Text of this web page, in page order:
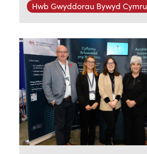
Hwb Gwyddorau Bywyd Cymru